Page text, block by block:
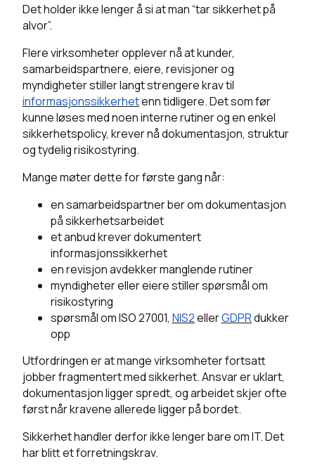
Det holder ikke lenger å si at man “tar sikkerhet på
alvor”.
Flere virksomheter opplever nå at kunder,
samarbeidspartnere, eiere, revisjoner og
myndigheter stiller langt strengere krav til
informasjonssikkerhetenn tidligere. Det som før
kunne løses med noen interne rutiner og en enkel
sikkerhetspolicy, krever nå dokumentasjon, struktur
og tydelig risikostyring.
Mange møter dette for første gang når:
en samarbeidspartner ber om dokumentasjon
på sikkerhetsarbeidet
et anbud krever dokumentert
informasjonssikkerhet
en revisjon avdekker manglende rutiner
myndigheter eller eiere stiller spørsmål om
risikostyring
spørsmål om ISO 27001, NIS2ellerGDPRdukker
opp
Utfordringen er at mange virksomheter fortsatt
jobber fragmentert med sikkerhet. Ansvar er uklart,
dokumentasjon ligger spredt, og arbeidet skjer ofte
først når kravene allerede ligger på bordet.
Sikkerhet handler derfor ikke lenger bare om IT. Det
har blitt et forretningskrav.